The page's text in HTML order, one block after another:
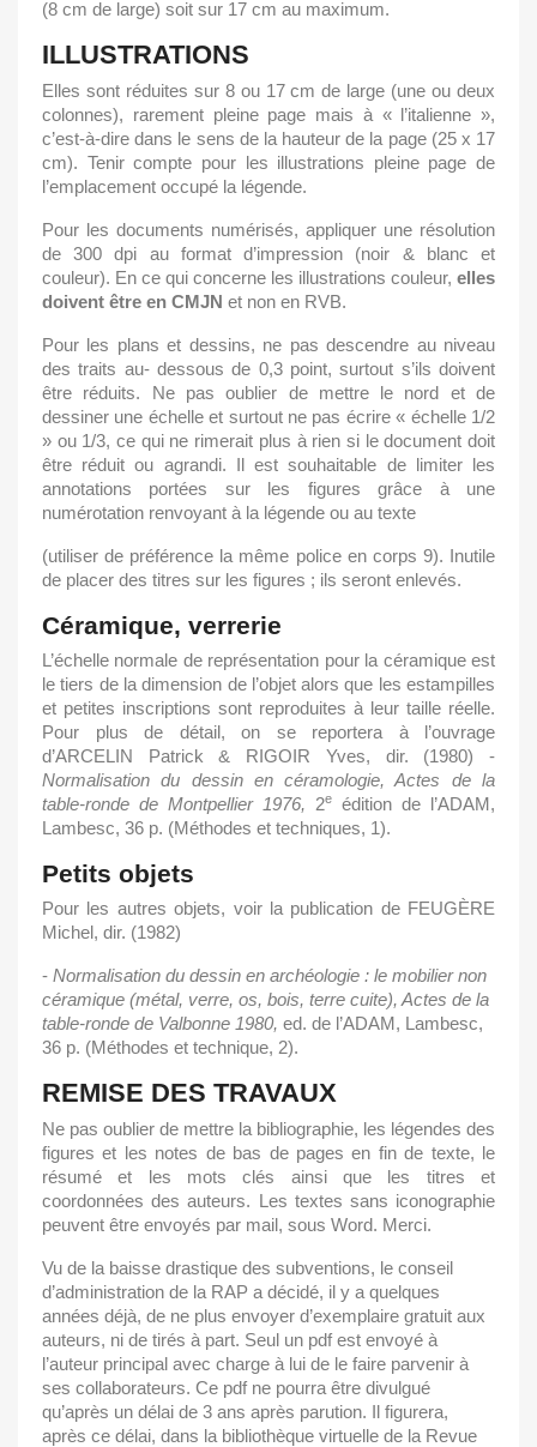
(8 cm de large) soit sur 17 cm au maximum.
ILLUSTRATIONS
Elles sont réduites sur 8 ou 17 cm de large (une ou deux
colonnes), rarement pleine page mais à « l’italienne »,
c’est-à-dire dans le sens de la hauteur de la page (25 x 17
cm). Tenir compte pour les illustrations pleine page de
l’emplacement occupé la légende.
Pour les documents numérisés, appliquer une résolution
de 300 dpi au format d’impression (noir & blanc et
couleur). En ce qui concerne les illustrations couleur, elles
doivent être en CMJN et non en RVB.
Pour les plans et dessins, ne pas descendre au niveau
des traits au- dessous de 0,3 point, surtout s’ils doivent
être réduits. Ne pas oublier de mettre le nord et de
dessiner une échelle et surtout ne pas écrire « échelle 1/2
» ou 1/3, ce qui ne rimerait plus à rien si le document doit
être réduit ou agrandi. Il est souhaitable de limiter les
annotations portées sur les figures grâce à une
numérotation renvoyant à la légende ou au texte
(utiliser de préférence la même police en corps 9). Inutile
de placer des titres sur les figures ; ils seront enlevés.
Céramique, verrerie
L’échelle normale de représentation pour la céramique est
le tiers de la dimension de l’objet alors que les estampilles
et petites inscriptions sont reproduites à leur taille réelle.
Pour plus de détail, on se reportera à l’ouvrage
d’ARCELIN Patrick & RIGOIR Yves, dir. (1980) -
Normalisation du dessin en céramologie, Actes de la
table-ronde de Montpellier 1976, 2e
édition de l’ADAM,
Lambesc, 36 p. (Méthodes et techniques, 1).
Petits objets
Pour les autres objets, voir la publication de FEUGÈRE
Michel, dir. (1982)
- Normalisation du dessin en archéologie : le mobilier non
céramique (métal, verre, os, bois, terre cuite), Actes de la
table-ronde de Valbonne 1980, ed. de l’ADAM, Lambesc,
36 p. (Méthodes et technique, 2).
REMISE DES TRAVAUX
Ne pas oublier de mettre la bibliographie, les légendes des
figures et les notes de bas de pages en fin de texte, le
résumé et les mots clés ainsi que les titres et
coordonnées des auteurs. Les textes sans iconographie
peuvent être envoyés par mail, sous Word. Merci.
Vu de la baisse drastique des subventions, le conseil
d’administration de la RAP a décidé, il y a quelques
années déjà, de ne plus envoyer d’exemplaire gratuit aux
auteurs, ni de tirés à part. Seul un pdf est envoyé à
l’auteur principal avec charge à lui de le faire parvenir à
ses collaborateurs. Ce pdf ne pourra être divulgué
qu’après un délai de 3 ans après parution. Il figurera,
après ce délai, dans la bibliothèque virtuelle de la Revue